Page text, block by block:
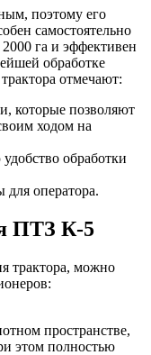
поэтому его
самостоятельно
га и эффективен
обработке
отмечают:
которые позволяют
ходом на
обработки
оператора.
ПТЗ К-5
трактора, можно
пространстве,
этом полностью